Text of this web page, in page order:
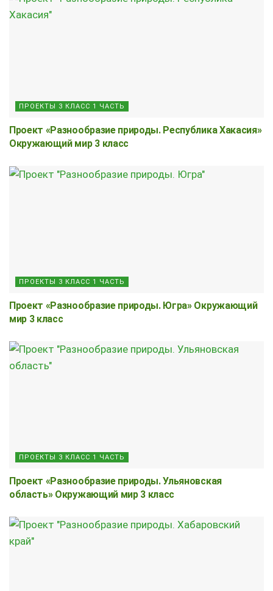
ПРОЕКТЫ 3 КЛАСС 1 ЧАСТЬ
Проект «Разнообразие природы. Республика Хакасия»
Окружающий мир 3 класс
ПРОЕКТЫ 3 КЛАСС 1 ЧАСТЬ
Проект «Разнообразие природы. Югра» Окружающий
мир 3 класс
ПРОЕКТЫ 3 КЛАСС 1 ЧАСТЬ
Проект «Разнообразие природы. Ульяновская
область» Окружающий мир 3 класс